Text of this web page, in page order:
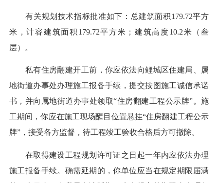
有关规划技术指标批准如下：总建筑面积179.72平方
米，计容建筑面积179.72平方米；建筑高度10.2米（叁
层）。
私有住房翻建开工前，你应依法向鲤城区住建局、属
地街道办事处办理施工报备手续，提交按图施工诚信承诺
书，并向属地街道办事处领取“住房翻建工程公示牌”。施
工期间，你应在施工现场醒目位置悬挂“住房翻建工程公示
牌”，接受各方监督，待工程竣工验收合格后方可撤除。
在取得建设工程规划许可证之日起一年内应依法办理
施工报备手续。确需延期的，你单位应当在规定期限届满